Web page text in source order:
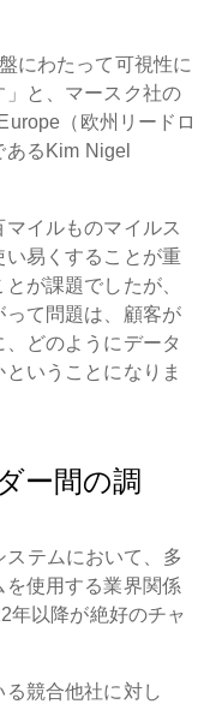
にわたって可視性に
と、マースク社の
（欧州リードロ
るKim Nigel
マイルものマイルス
い易くすることが重
が課題でしたが、
て問題は、顧客が
どのようにデータ
いうことになりま
ー間の調
テムにおいて、多
を使用する業界関係
年以降が絶好のチャ
る競合他社に対し